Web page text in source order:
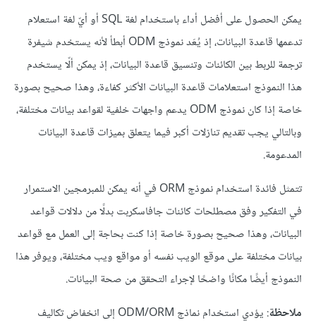
يمكن الحصول على أفضل أداء باستخدام لغة SQL أو أيّ لغة استعلام
تدعمها قاعدة البيانات، إذ يُعَد نموذج ODM أبطأ لأنه يستخدم شيفرة
ترجمة للربط بين الكائنات وتنسيق قاعدة البيانات، إذ يمكن ألّا يستخدم
هذا النموذج استعلامات قاعدة البيانات الأكثر كفاءة، وهذا صحيح بصورة
خاصة إذا كان نموذج ODM يدعم واجهات خلفية لقواعد بيانات مختلفة،
وبالتالي يجب تقديم تنازلات أكبر فيما يتعلق بميزات قاعدة البيانات
المدعومة.
تتمثل فائدة استخدام نموذج ORM في أنه يمكن للمبرمجين الاستمرار
في التفكير وفق مصطلحات كائنات جافاسكربت بدلًا من دلالات قواعد
البيانات، وهذا صحيح بصورة خاصة إذا كنت بحاجة إلى العمل مع قواعد
بيانات مختلفة على موقع الويب نفسه أو مواقع ويب مختلفة، ويوفر هذا
النموذج أيضًا مكانًا واضحًا لإجراء التحقق من صحة البيانات.
ملاحظة
: يؤدي استخدام نماذج ODM/ORM إلى انخفاض تكاليف